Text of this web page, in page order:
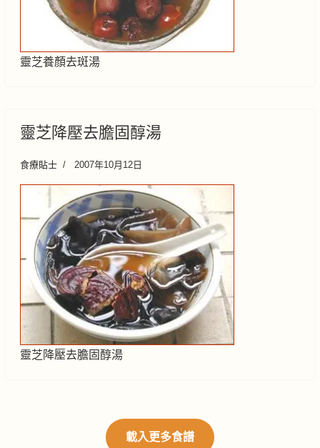
靈芝養顏去斑湯
靈芝降壓去膽固醇湯
食療貼士 2007年10月12日
靈芝降壓去膽固醇湯
載入更多食譜